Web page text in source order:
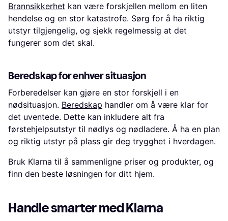
Brannsikkerhet kan være forskjellen mellom en liten
hendelse og en stor katastrofe. Sørg for å ha riktig
utstyr tilgjengelig, og sjekk regelmessig at det
fungerer som det skal.
Beredskap for enhver situasjon
Forberedelser kan gjøre en stor forskjell i en
nødsituasjon. Beredskap handler om å være klar for
det uventede. Dette kan inkludere alt fra
førstehjelpsutstyr til nødlys og nødladere. Å ha en plan
og riktig utstyr på plass gir deg trygghet i hverdagen.
Bruk Klarna til å sammenligne priser og produkter, og
finn den beste løsningen for ditt hjem.
Handle smarter med Klarna